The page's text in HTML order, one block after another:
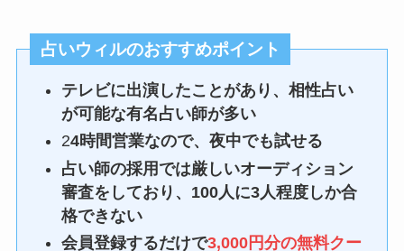
占いウィルのおすすめポイント
テレビに出演したことがあり、相性占い
が可能な有名占い師が多い
24時間営業なので、夜中でも試せる
占い師の採用では厳しいオーディション
審査をしており、100人に3人程度しか合
格できない
会員登録するだけで3,000円分の無料クー